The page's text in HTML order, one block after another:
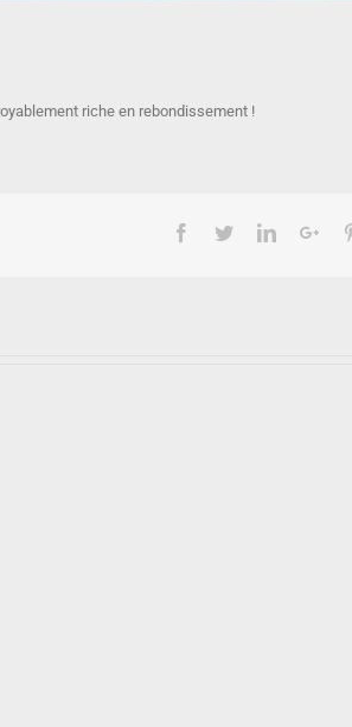
riche en rebondissement !
Facebook
TwitterLinkedin